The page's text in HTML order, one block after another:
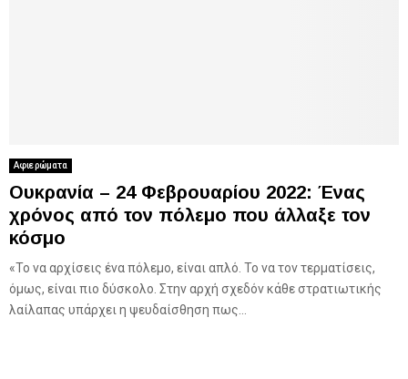
Αφιερώματα
Ουκρανία – 24 Φεβρουαρίου 2022: Ένας
χρόνος από τον πόλεμο που άλλαξε τον
κόσμο
«Το να αρχίσεις ένα πόλεμο, είναι απλό. Το να τον τερματίσεις,
όμως, είναι πιο δύσκολο. Στην αρχή σχεδόν κάθε στρατιωτικής
λαίλαπας υπάρχει η ψευδαίσθηση πως...